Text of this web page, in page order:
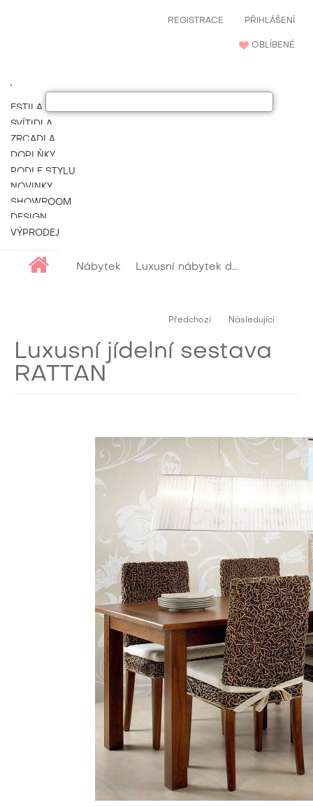
PŘIHLÁŠENÍ
REGISTRACE
OBLÍBENÉ
ESTILA NÁBYTEK
SVÍTIDLA
ZRCADLA
DOPLŇKY
PODLE STYLU
NOVINKY
SHOWROOM
DESIGN
VÝPRODEJ
Nábytek Luxusní nábytek do jídelny
Předchozí Následující
Luxusní jídelní sestava
RATTAN